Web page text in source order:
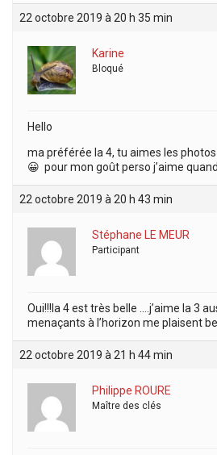
22 octobre 2019 à 20 h 35 min
Karine
Bloqué
Hello
ma préférée la 4, tu aimes les
😀 pour mon goût perso j’aime
22 octobre 2019 à 20 h 43 min
Stéphane LE MEUR
Participant
Oui!!!la 4 est très belle ….j’aime la 3
menaçants à l’horizon me plaisent
22 octobre 2019 à 21 h 44 min
Philippe ROURE
Maître des clés